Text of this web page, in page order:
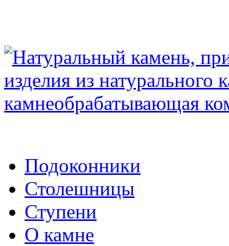
Подоконники
Столешницы
Ступени
О камне